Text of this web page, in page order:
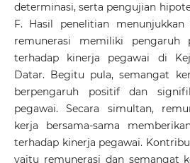
determinasi, serta pengujian
F. Hasil penelitian menunjukkan
remunerasi memiliki
terhadap kinerja pegawai di
Datar. Begitu pula, semangat
berpengaruh positif dan
pegawai. Secara simultan,
kerja bersama-sama
terhadap kinerja pegawai.
yaitu remunerasi dan semangat